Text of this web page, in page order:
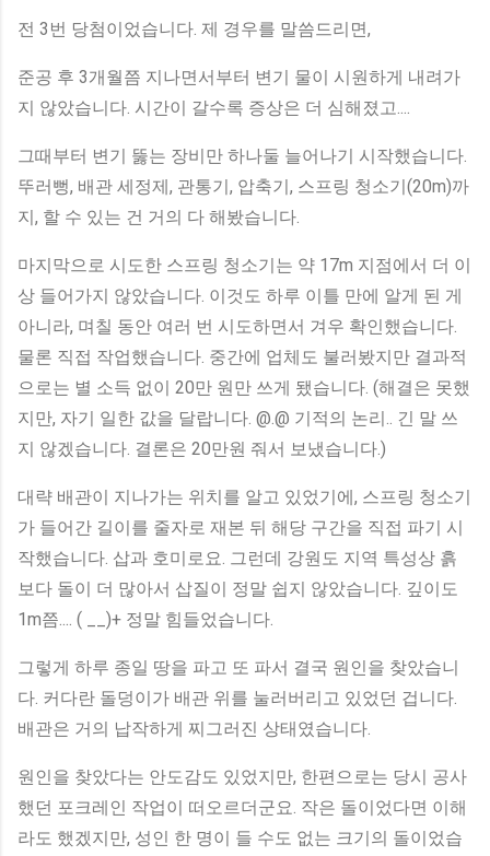
전 3번 당첨이었습니다. 제 경우를 말씀드리면,
준공 후 3개월쯤 지나면서부터 변기 물이 시원하게 내려가
지 않았습니다. 시간이 갈수록 증상은 더 심해졌고....
그때부터 변기 뚫는 장비만 하나둘 늘어나기 시작했습니다.
뚜러뻥, 배관 세정제, 관통기, 압축기, 스프링 청소기(20m)까
지, 할 수 있는 건 거의 다 해봤습니다.
마지막으로 시도한 스프링 청소기는 약 17m 지점에서 더 이
상 들어가지 않았습니다. 이것도 하루 이틀 만에 알게 된 게
아니라, 며칠 동안 여러 번 시도하면서 겨우 확인했습니다.
물론 직접 작업했습니다. 중간에 업체도 불러봤지만 결과적
으로는 별 소득 없이 20만 원만 쓰게 됐습니다. (해결은 못했
지만, 자기 일한 값을 달랍니다. @.@ 기적의 논리.. 긴 말 쓰
지 않겠습니다. 결론은 20만원 줘서 보냈습니다.)
대략 배관이 지나가는 위치를 알고 있었기에, 스프링 청소기
가 들어간 길이를 줄자로 재본 뒤 해당 구간을 직접 파기 시
작했습니다. 삽과 호미로요. 그런데 강원도 지역 특성상 흙
보다 돌이 더 많아서 삽질이 정말 쉽지 않았습니다. 깊이도
1m쯤.... ( __)+ 정말 힘들었습니다.
그렇게 하루 종일 땅을 파고 또 파서 결국 원인을 찾았습니
다. 커다란 돌덩이가 배관 위를 눌러버리고 있었던 겁니다.
배관은 거의 납작하게 찌그러진 상태였습니다.
원인을 찾았다는 안도감도 있었지만, 한편으로는 당시 공사
했던 포크레인 작업이 떠오르더군요. 작은 돌이었다면 이해
라도 했겠지만, 성인 한 명이 들 수도 없는 크기의 돌이었습